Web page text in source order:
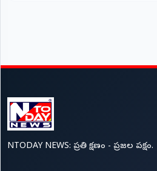
NTODAY NEWS: ప్రతి క్షణం - ప్రజల పక్షం.